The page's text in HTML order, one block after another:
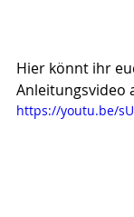
Hier könnt ihr
Anleitungsvideo
https://youtu.be/